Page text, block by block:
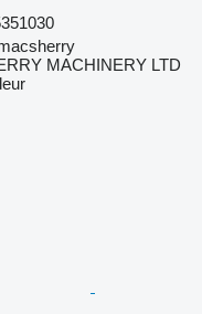
MACHINERY LTD